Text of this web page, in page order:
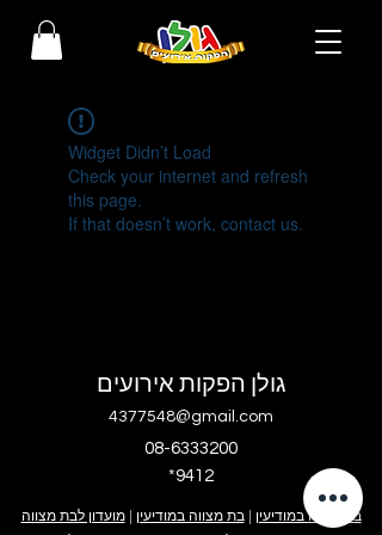
Widget Didn’t Load
Check your internet and refresh
this page.
If that doesn’t work, contact us.
גולן הפקות אירועים
4377548@gmail.com
08-6333200
בר מצווה במודיעין |בת מצווה במודיעין |מועדון לבת מצווה
*9412